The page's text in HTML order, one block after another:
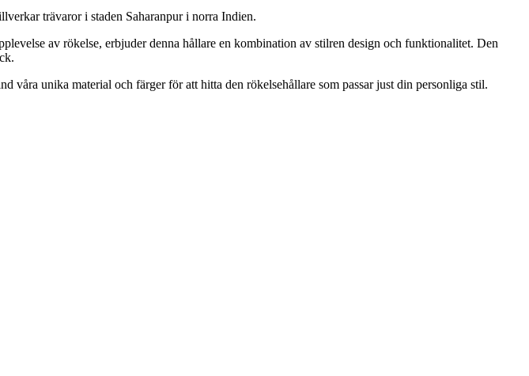
trävaror i staden Saharanpur i norra Indien.
av rökelse, erbjuder denna hållare en kombination av stilren design och funktionalitet. Den
unika material och färger för att hitta den rökelsehållare som passar just din personliga stil.